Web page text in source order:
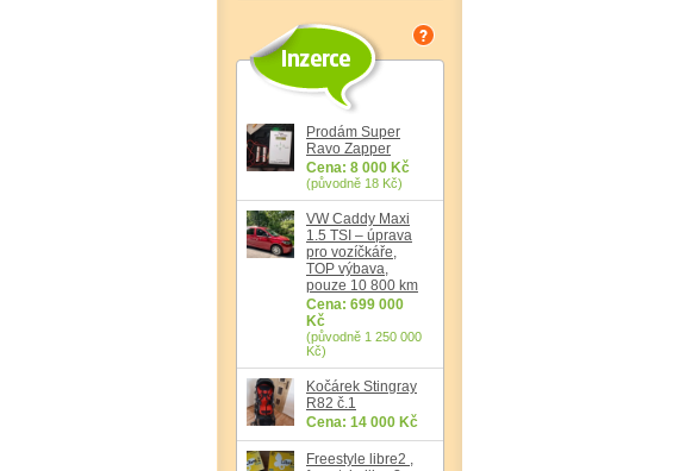
Prodám Super
Ravo Zapper
Cena: 8 000 Kč
(původně 18 Kč)
VW Caddy Maxi
1.5 TSI – úprava
pro vozíčkáře,
TOP výbava,
pouze 10 800 km
Cena: 699 000
Kč
(původně 1 250 000
Kč)
Kočárek Stingray
R82 č.1
Cena: 14 000 Kč
Freestyle libre2 ,